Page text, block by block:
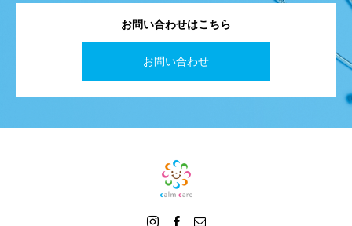
お問い合わせはこちら
お問い合わせ